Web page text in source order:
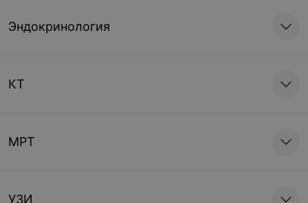
Эндокринология
КТ
МРТ
УЗИ